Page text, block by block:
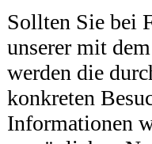
Sollten Sie bei
unserer mit
werden die
konkreten
Informationen